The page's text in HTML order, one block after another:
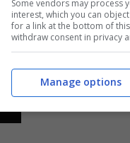
Some vendors may process
interest, which you can
for a link at the bottom of
withdraw consent in privacy
Manage options